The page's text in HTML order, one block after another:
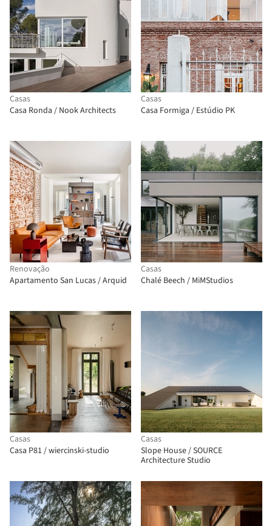
Casas
Casa Ronda / Nook Architects
Casas
Casa Formiga / Estúdio PK
Renovação
Apartamento San Lucas / Arquid
Casas
Chalé Beech / MiMStudios
Casas
Casa P81 / wiercinski-studio
Casas
Slope House / SOURCE
Architecture Studio